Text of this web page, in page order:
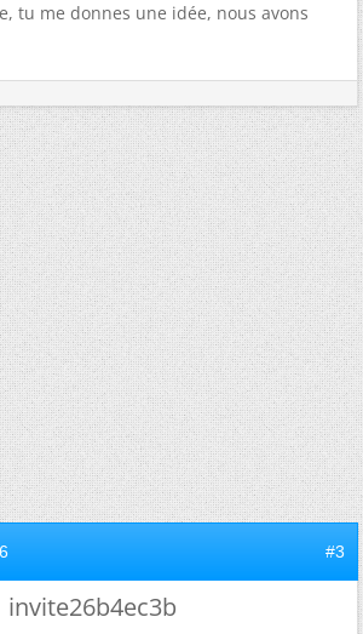
tu me donnes une idée, nous avons
#3
invite26b4ec3b